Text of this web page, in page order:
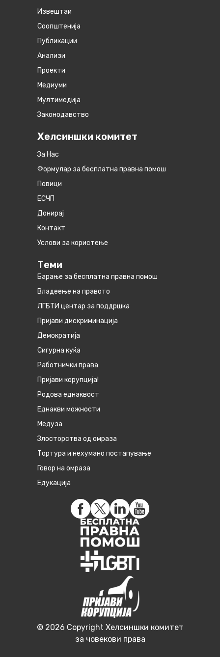
Извештаи
Соопштенија
Публикации
Анализи
Проекти
Медиуми
Мултимедија
Законодавство
Хелсиншки комитет
За Нас
Формулар за бесплатна правна помош
Повици
ЕСЧП
Донирај
Контакт
Услови за користење
Теми
Барање за бесплатна правна помош
Владеење на правото
ЛГБТИ центар за поддршка
Пријави дискриминација
Демократија
Сигурна куќа
Работнички права
Пријави корупција!
Родова еднаквост
Eднакви можности
Медуза
Злосторства од омраза
Тортура и нехумано постапување
Говор на омраза
Едукација
© 2026 Copyright Хелсиншки комитет
за човекови права